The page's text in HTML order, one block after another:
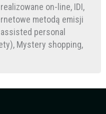
realizowane on-line, IDI,
metodą emisji
personal
Mystery shopping,